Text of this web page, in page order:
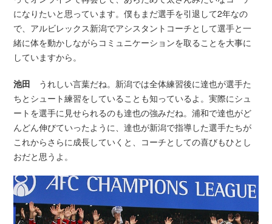
になりたいと思っています。僕もまだ選手を引退して2年なの
で、アルビレックス新潟でアシスタントコーチとして選手と一
緒に体を動かしながらコミュニケーションを取ることを大事に
していますから。
池田 うれしい言葉だね。新潟では全体練習後に達也が選手た
ちとシュート練習をしていることも知っているよ。実際にシュ
ートを選手に見せられるのも達也の強みだね。浦和で達也がど
んどん伸びていったように、達也が新潟で指導した選手たちが
これからさらに成長していくと、コーチとしての喜びもひとし
おだと思うよ。